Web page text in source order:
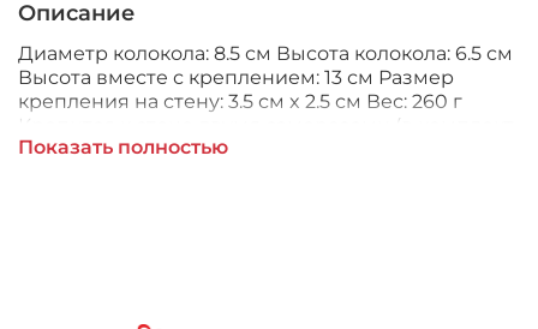
Описание
Диаметр колокола: 8.5 см Высота колокола: 6.5 см
Высота вместе с креплением: 13 см Размер
крепления на стену: 3.5 см x 2.5 см Вес: 260 г
Крепится к стене двумя саморезами (в комплект
не входят) Характеристики: Размер упаковки: 16 ×
Показать полностью